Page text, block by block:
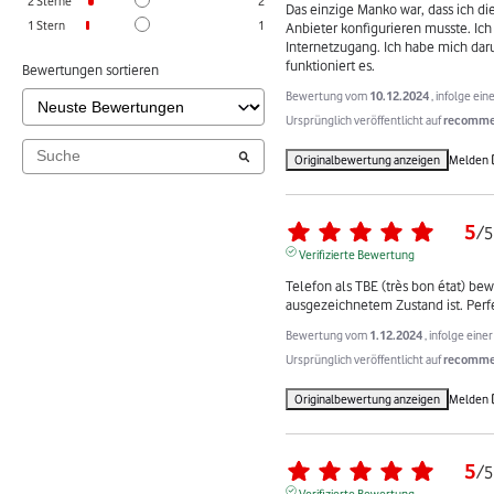
1 Stern 1
Bewertungen sortieren
Das einzige Manko war, dass ich
Anbieter konfigurieren musste.
Internetzugang. Ich habe mich
funktioniert es.
Bewertung vom 10.12.2024 , infolge
Ursprünglich veröffentlicht auf
Originalbewertung anzeigen Melden
5/5
Verifizierte Bewertung
Telefon als TBE (très bon état)
ausgezeichnetem Zustand ist.
Bewertung vom 1.12.2024 , infolge
Ursprünglich veröffentlicht auf
Originalbewertung anzeigen Melden
5/5